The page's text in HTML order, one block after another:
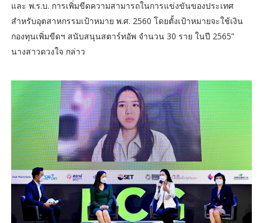
และ พ.ร.บ. การเพิ่มขีดความสามารถในการแข่งขันของประเทศ
สำหรับอุตสาหกรรมเป้าหมาย พ.ศ. 2560 โดยตั้งเป้าหมายจะใช้เงิน
กองทุนเพิ่มขีดฯ สนับสนุนสตาร์ทอัพ จำนวน 30 ราย ในปี 2565”
นางสาวดวงใจ กล่าว